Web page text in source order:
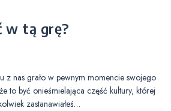
w tą grę?
z nas grało w pewnym momencie swojego
to być onieśmielająca część kultury, której
zastanawiałeś…